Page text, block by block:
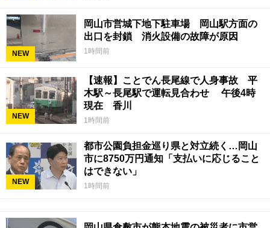
NEW
岡山市営城下地下駐車場 岡山駅方面の
出口を封鎖 消火設備の故障が原因
1時間前
NEW
【速報】ことでん長尾線で人身事故 平
木駅～長尾駅で運転見合わせ 午後4時
現在 香川
1時間前
NEW
都市公園負担金巡り県と対立続く…岡山
市に8750万円通知「支払いに応じること
はできない」
1時間前